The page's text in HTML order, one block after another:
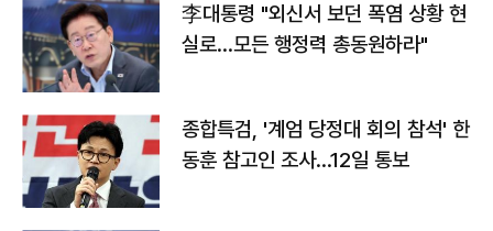
李대통령 "외신서 보던 폭염 상황 현
실로…모든 행정력 총동원하라"
종합특검, '계엄 당정대 회의 참석' 한
동훈 참고인 조사...12일 통보